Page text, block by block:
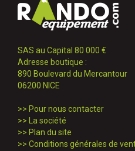
SAS au Capital 80 000 €
Adresse boutique :
890 Boulevard du Mercantour
06200 NICE
>> Pour nous contacter
>>
La société
>> Plan du site
>> Conditions générales de